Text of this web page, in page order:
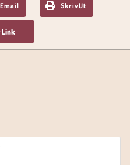
Email SkrivUt